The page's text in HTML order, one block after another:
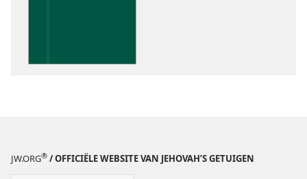
JW.ORG® / OFFICIËLE WEBSITE VAN JEHOVAH’S GETUIGEN